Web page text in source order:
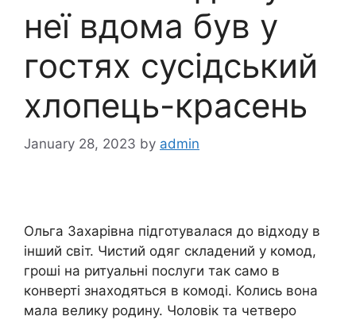
неї вдома був у
гостях сусідський
хлопець-красень
January 28, 2023 by admin
Ольга Захарівна підготувалася до відходу в
інший світ. Чистий одяг складений у комод,
гроші на ритуальні послуги так само в
конверті знаходяться в комоді. Колись вона
мала велику родину. Чоловік та четверо